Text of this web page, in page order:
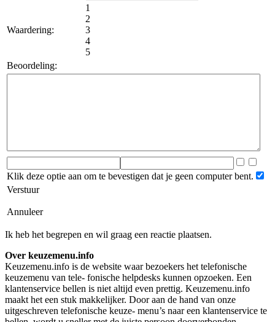
Waardering:
1
2
3
4
5
Beoordeling:
Klik deze optie aan om te bevestigen dat je geen computer bent.
Verstuur
Annuleer
Ik heb het begrepen en wil graag een reactie plaatsen.
Over keuzemenu.info
Keuzemenu.info is de website waar bezoekers het telefonische
keuzemenu van tele- fonische helpdesks kunnen opzoeken. Een
klantenservice bellen is niet altijd even prettig. Keuzemenu.info
maakt het een stuk makkelijker. Door aan de hand van onze
uitgeschreven telefonische keuze- menu’s naar een klantenservice te